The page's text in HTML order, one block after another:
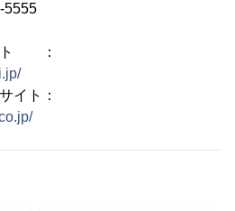
5555
ト ：
イト：